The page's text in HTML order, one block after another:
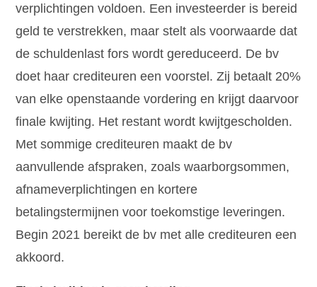
verplichtingen voldoen. Een investeerder is bereid
geld te verstrekken, maar stelt als voorwaarde dat
de schuldenlast fors wordt gereduceerd. De bv
doet haar crediteuren een voorstel. Zij betaalt 20%
van elke openstaande vordering en krijgt daarvoor
finale kwijting. Het restant wordt kwijtgescholden.
Met sommige crediteuren maakt de bv
aanvullende afspraken, zoals waarborgsommen,
afnameverplichtingen en kortere
betalingstermijnen voor toekomstige leveringen.
Begin 2021 bereikt de bv met alle crediteuren een
akkoord.